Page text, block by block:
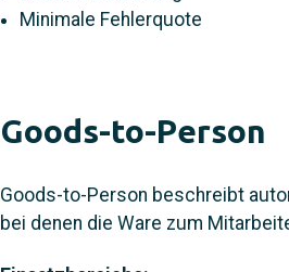
Minimale Fehlerquote
Goods-to-Person
Goods-to-Person beschreibt
bei denen die Ware zum